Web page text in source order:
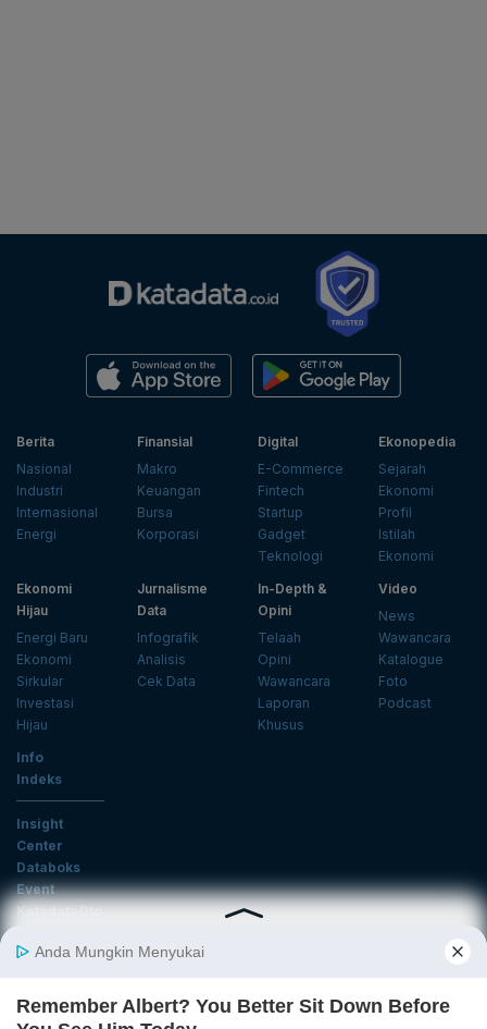
Berita
Nasional
Industri
Internasional
Energi
Finansial
Makro
Keuangan
Bursa
Korporasi
Digital
E-Commerce
Fintech
Startup
Gadget
Teknologi
Ekonopedia
Sejarah
Ekonomi
Profil
Istilah
Ekonomi
Ekonomi
Hijau
Energi Baru
Ekonomi
Sirkular
Investasi
Hijau
Jurnalisme
Data
Infografik
Analisis
Cek Data
In-Depth &
Opini
Telaah
Opini
Wawancara
Laporan
Khusus
Video
News
Wawancara
Katalogue
Foto
Podcast
Info
Indeks
Insight
Center
Databoks
Event
KatadataOto
Email
Daftar